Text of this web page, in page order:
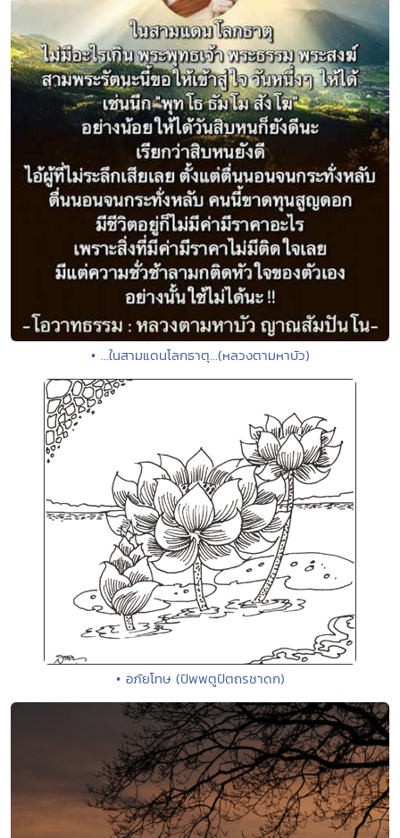
• ...ในสามแดนโลกธาตุ...(หลวงตามหาบัว)
• อภัยโทษ (ปัพพตูปัตถรชาดก)